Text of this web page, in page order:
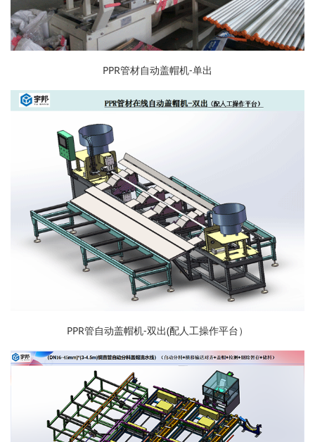
PPR管材自动盖帽机-单出
PPR管自动盖帽机-双出(配人工操作平台）